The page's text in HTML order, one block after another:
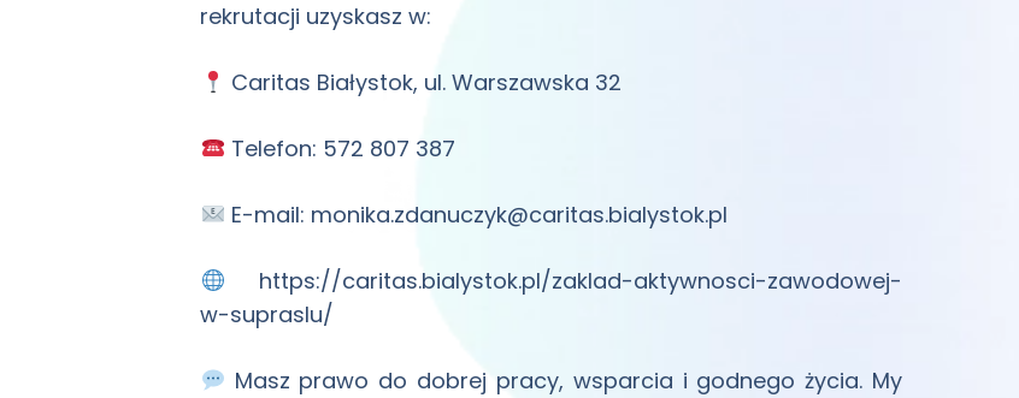
rekrutacji uzyskasz w:
Caritas Białystok, ul. Warszawska 32
Telefon: 572 807 387
E-mail: monika.zdanuczyk@caritas.bialystok.pl
https://caritas.bialystok.pl/zaklad-aktywnosci-zawodowej-
w-supraslu/
Masz prawo do dobrej pracy, wsparcia i godnego życia. My